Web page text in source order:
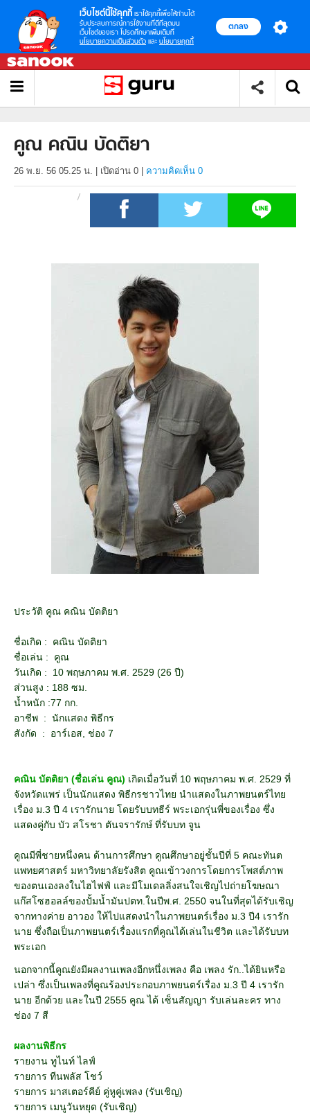
เว็บไซต์นี้ใช้คุกกี้ เราใช้คุกกี้เพื่อให้ท่านได้
รับประสบการณ์การใช้งานที่ดีที่สุดบน
เว็บไซต์ของเรา โปรดศึกษาเพิ่มเติมที่
นโยบายความเป็นส่วนตัว และ นโยบายคุกกี้
ตกลง
คูณ คณิน บัดติยา
26 พ.ย. 56 05.25 น. เปิดอ่าน 0 ความคิดเห็น 0
ประวัติ คูณ คณิน บัดติยา
ชื่อเกิด : คณิน บัดติยา
ชื่อเล่น : คูณ
วันเกิด : 10 พฤษภาคม พ.ศ. 2529 (26 ปี)
ส่วนสูง : 188 ซม.
น้ำหนัก :77 กก.
อาชีพ : นักแสดง พิธีกร
สังกัด : อาร์เอส, ช่อง 7
คณิน บัตติยา (ชื่อเล่น คูณ) เกิดเมื่อวันที่ 10 พฤษภาคม พ.ศ. 2529 ที่
จังหวัดแพร่ เป็นนักแสดง พิธีกรชาวไทย นำแสดงในภาพยนตร์ไทย
เรื่อง ม.3 ปี 4 เรารักนาย โดยรับบทธีร์ พระเอกรุ่นพี่ของเรื่อง ซึ่ง
แสดงคู่กับ บัว สโรชา ตันจรารักษ์ ที่รับบท จูน
คูณมีพี่ชายหนึ่งคน ด้านการศึกษา คูณศึกษาอยู่ชั้นปีที่ 5 คณะทันต
แพทยศาสตร์ มหาวิทยาลัยรังสิต คูณเข้าวงการโดยการโพสต์ภาพ
ของตนเองลงในไฮไฟฟ์ และมีโมเดลลิ่งสนใจเชิญไปถ่ายโฆษณา
แก๊สโซฮอลล์ของปั้มน้ำมันปตท.ในปีพ.ศ. 2550 จนในที่สุดได้รับเชิญ
จากทางค่าย อาวอง ให้ไปแสดงนำในภาพยนตร์เรื่อง ม.3 ปี4 เรารัก
นาย ซึ่งถือเป็นภาพยนตร์เรื่องแรกที่คูณได้เล่นในชีวิต และได้รับบท
พระเอก
นอกจากนี้คูณยังมีผลงานเพลงอีกหนึ่งเพลง คือ เพลง รัก..ได้ยินหรือ
เปล่า ซึ่งเป็นเพลงที่คูณร้องประกอบภาพยนตร์เรื่อง ม.3 ปี 4 เรารัก
นาย อีกด้วย และในปี 2555 คูณ ได้ เซ็นสัญญา รับเล่นละคร ทาง
ช่อง 7 สี
ผลงานพิธีกร
รายงาน ทูไนท์ ไลฟ์
รายการ ทีนพลัส โชว์
รายการ มาสเตอร์คีย์ คู่หูคู่เพลง (รับเชิญ)
รายการ เมนูวันหยุด (รับเชิญ)